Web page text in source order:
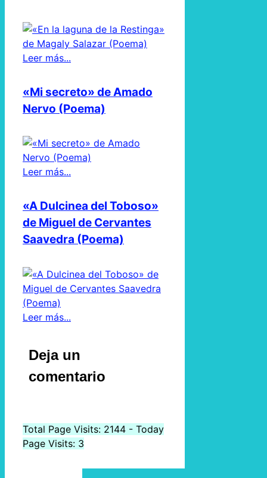
Leer más...
«Mi secreto» de Amado
Nervo (Poema)
Leer más...
«A Dulcinea del Toboso»
de Miguel de Cervantes
Saavedra (Poema)
Leer más...
Deja un
comentario
Total Page Visits: 2144 - Today
Page Visits: 3